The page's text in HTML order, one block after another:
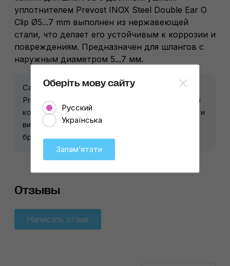
уплотнителем Prevost INOX Steel Double Ear O
Clip Ø5...7 mm выполнен из нержавеющей
стали, что делает его устойчивым к коррозии и
повреждениям. Предназначен для шлангов с
наружным диаметром 5...7 мм.
CarDetailLab – официальный представитель
Prevost в Украине. Предоставляем экспертную
консультацию по всем этапам автодетейлинга и
видам работ, где применяется продукция
бренда.
Отзывы
Написать отзыв
Оберіть мову сайту
Русский
Українська
Запамʼятати